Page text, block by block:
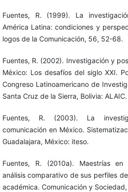
Fuentes, R. (1999). La
América Latina: condiciones y
logos de la Comunicación, 56, 52-68.
Fuentes, R. (2002). Investigación y
México: Los desafíos del siglo XXI.
Congreso Latinoamericano de
Santa Cruz de la Sierra, Bolivia: ALAIC.
Fuentes, R. (2003). La
comunicación en México.
Guadalajara, México: iteso.
Fuentes, R. (2010a). Maestrías en
análisis comparativo de sus perfiles
académica. Comunicación y